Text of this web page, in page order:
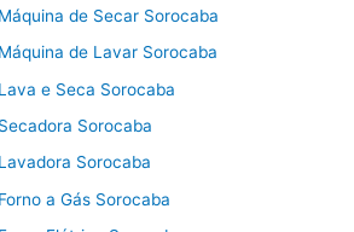
de Secar Sorocaba
de Lavar Sorocaba
e Seca Sorocaba
Sorocaba
Sorocaba
a Gás Sorocaba